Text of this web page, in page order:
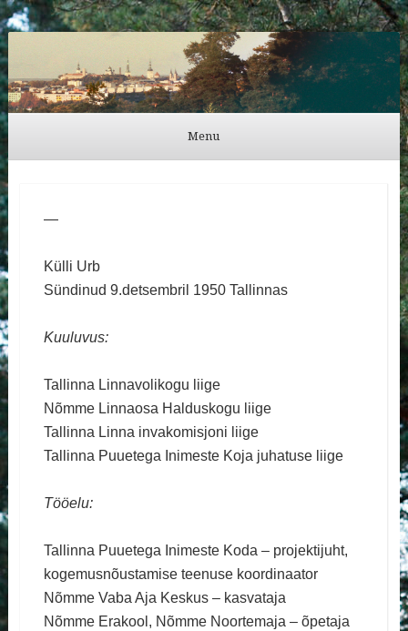
Külli Urb
Menu
—
Külli Urb
Sündinud 9.detsembril 1950 Tallinnas
Kuuluvus:
Tallinna Linnavolikogu liige
Nõmme Linnaosa Halduskogu liige
Tallinna Linna invakomisjoni liige
Tallinna Puuetega Inimeste Koja juhatuse liige
Tööelu:
Tallinna Puuetega Inimeste Koda – projektijuht,
kogemusnõustamise teenuse koordinaator
Nõmme Vaba Aja Keskus – kasvataja
Nõmme Erakool, Nõmme Noortemaja – õpetaja